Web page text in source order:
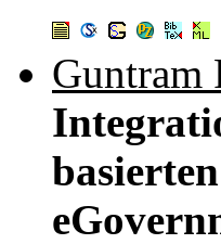
Guntram